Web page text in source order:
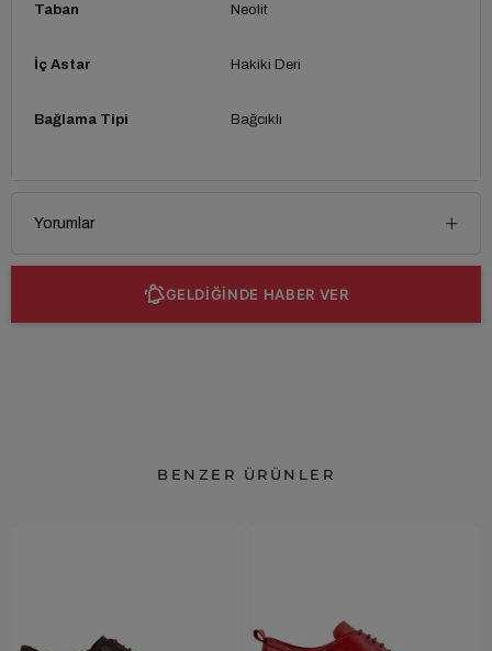
Taban Neolit
İç Astar Hakiki Deri
Bağlama Tipi Bağcıklı
Yorumlar
GELDİĞİNDE HABER VER
BENZER ÜRÜNLER